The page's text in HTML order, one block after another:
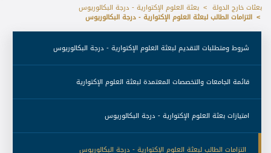
بعثات خارج الدولة بعثة العلوم الإكتوارية - درجة البكالوريوس
التزامات الطالب لبعثة العلوم الإكتوارية - درجة البكالوريوس